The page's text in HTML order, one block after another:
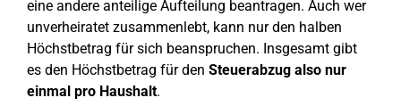
eine andere anteilige Aufteilung beantragen. Auch wer
unverheiratet zusammenlebt, kann nur den halben
Höchstbetrag für sich beanspruchen. Insgesamt gibt
es den Höchstbetrag für den Steuerabzug also nur
einmal pro Haushalt.